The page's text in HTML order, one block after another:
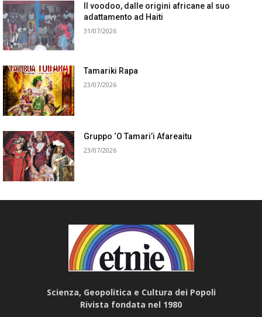
Il voodoo, dalle origini africane al suo
adattamento ad Haiti
31/07/2026
Tamariki Rapa
23/07/2026
Gruppo ‘O Tamari’i Afareaitu
23/07/2026
Scienza, Geopolitica e Cultura dei Popoli
Rivista fondata nel 1980